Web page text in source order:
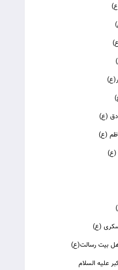
(ع)
(ع)
(ع)
بيت رسالت(ع)
علیه السلام